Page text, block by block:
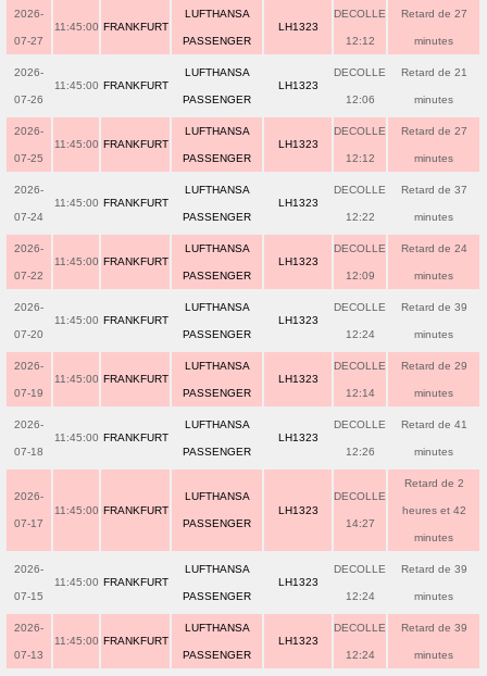
2026-
07-27
11:45:00 FRANKFURT
LUFTHANSA
PASSENGER
LH1323
DECOLLE
12:12
Retard de 27
minutes
2026-
07-26
11:45:00 FRANKFURT
LUFTHANSA
PASSENGER
LH1323
DECOLLE
12:06
Retard de 21
minutes
2026-
07-25
11:45:00 FRANKFURT
LUFTHANSA
PASSENGER
LH1323
DECOLLE
12:12
Retard de 27
minutes
2026-
07-24
11:45:00 FRANKFURT
LUFTHANSA
PASSENGER
LH1323
DECOLLE
12:22
Retard de 37
minutes
2026-
07-22
11:45:00 FRANKFURT
LUFTHANSA
PASSENGER
LH1323
DECOLLE
12:09
Retard de 24
minutes
2026-
07-20
11:45:00 FRANKFURT
LUFTHANSA
PASSENGER
LH1323
DECOLLE
12:24
Retard de 39
minutes
2026-
07-19
11:45:00 FRANKFURT
LUFTHANSA
PASSENGER
LH1323
DECOLLE
12:14
Retard de 29
minutes
2026-
07-18
11:45:00 FRANKFURT
LUFTHANSA
PASSENGER
LH1323
DECOLLE
12:26
Retard de 41
minutes
2026-
07-17
11:45:00 FRANKFURT
LUFTHANSA
PASSENGER
LH1323
DECOLLE
14:27
Retard de 2
heures et 42
minutes
2026-
07-15
11:45:00 FRANKFURT
LUFTHANSA
PASSENGER
LH1323
DECOLLE
12:24
Retard de 39
minutes
2026-
07-13
11:45:00 FRANKFURT
LUFTHANSA
PASSENGER
LH1323
DECOLLE
12:24
Retard de 39
minutes